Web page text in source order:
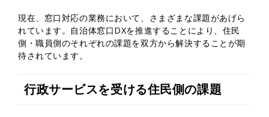
現在、窓口対応の業務において、さまざまな課題があげら
れています。自治体窓口DXを推進することにより、住民
側・職員側のそれぞれの課題を双方から解決することが期
待されています。
行政サービスを受ける住民側の課題